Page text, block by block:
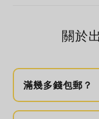
關於
滿幾多錢包郵？